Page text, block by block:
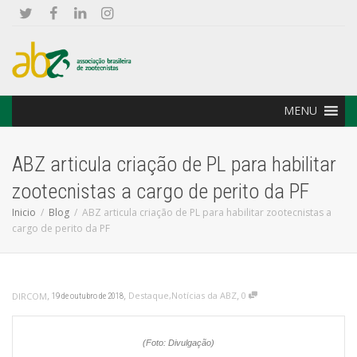
MENU
ABZ articula criação de PL para habilitar
zootecnistas a cargo de perito da PF
Inicio Blog
ABZ articula criação de PL para habilitar zootecnistas a
cargo de perito da PF
DIRCOM, 19 de outubro de 2018, Destaque,Notícias da ABZ, 0
(Foto: Divulgação)